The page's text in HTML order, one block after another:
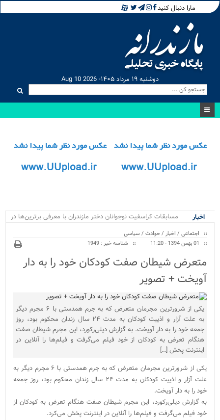
مارا دنبال کنید
دوشنبه ۱۹ مرداد ۱۴۰۵- Aug 10 2026
اخبار
مسابقات کراسفیت نوجوانان دختر مازندران با معرفی برترین‌ها در
اجتماعی / اخبار /حوادث / سیاسی
شناسه خبر : 1949
متعرض شیطان صفت کودکان خود را به دار
آویخت + تصویر
یکی از شرورترین مجرمان متعرض که به جرم همدستی با ۶ مجرم دیگر
به علت آزار و اذییت کودکان به مدت ۲۴ سال زندان محکوم بود، روز
جمعه خود را به دار آویخت. به گزارش دیلی‌رکورد، این مجرم شیطان صفت
هنگام تعرض به کودکان از خود فیلم می‌گرفت و فیلم‌ها را آنلاین در
اینترنت پخش […]
یکی از شرورترین مجرمان متعرض که به جرم همدستی با ۶ مجرم دیگر به
علت آزار و اذییت کودکان به مدت ۲۴ سال زندان محکوم بود، روز جمعه
خود را به دار آویخت.
به گزارش دیلی‌رکورد، این مجرم شیطان صفت هنگام تعرض به کودکان از
خود فیلم می‌گرفت و فیلم‌ها را آنلاین در اینترنت پخش می‌کرد.